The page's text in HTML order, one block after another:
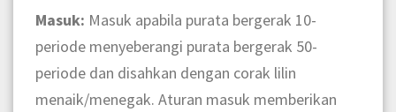
Masuk: Masuk apabila purata bergerak 10-
periode menyeberangi purata bergerak 50-
periode dan disahkan dengan corak lilin
menaik/menegak. Aturan masuk memberikan